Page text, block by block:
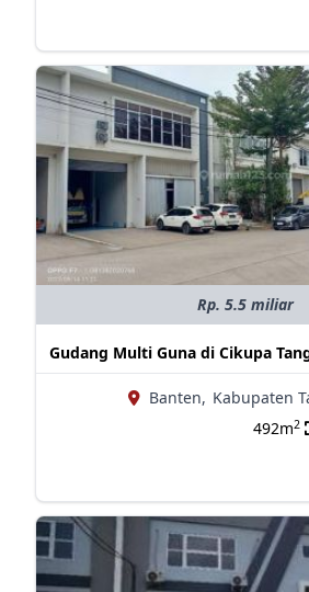
Rp. 5.5 miliar
Gudang Multi Guna di Cikupa
Banten, Kabupaten
492m2